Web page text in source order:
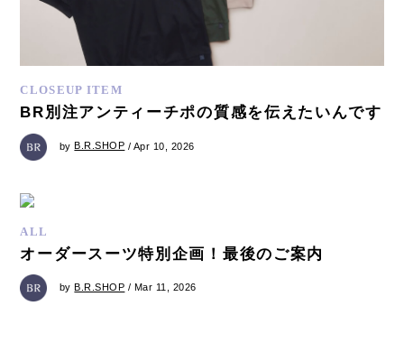
CLOSEUP ITEM
BR別注アンティーチポの質感を伝えたいんです
by B.R.SHOP / Apr 10, 2026
ALL
オーダースーツ特別企画！最後のご案内
by B.R.SHOP / Mar 11, 2026